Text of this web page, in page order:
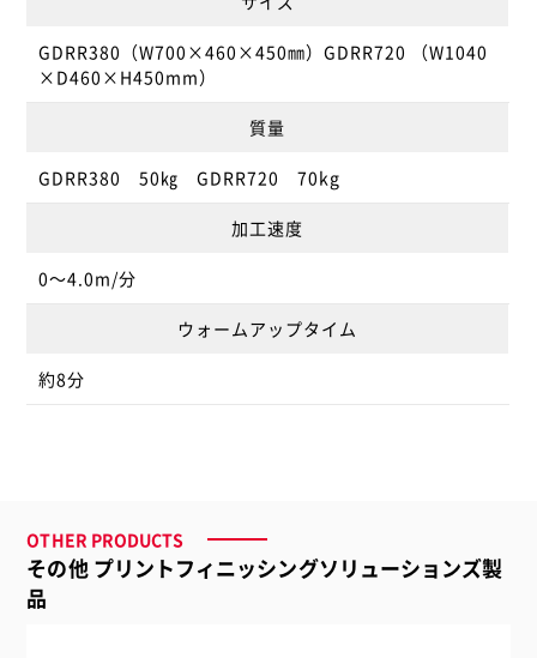
GDRR380（W700×460×450㎜）GDRR720 （W1040
×D460×H450mm）
質量
GDRR380 50㎏ GDRR720 70kg
加工速度
0～4.0m/分
ウォームアップタイム
約8分
OTHER PRODUCTS
その他 プリントフィニッシングソリューションズ製
品